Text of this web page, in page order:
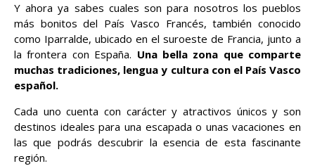
Y ahora ya sabes cuales son para nosotros los pueblos
más bonitos del País Vasco Francés, también conocido
como Iparralde, ubicado en el suroeste de Francia, junto a
la frontera con España. Una bella zona que comparte
muchas tradiciones, lengua y cultura con el País Vasco
español.
Cada uno cuenta con carácter y atractivos únicos y son
destinos ideales para una escapada o unas vacaciones en
las que podrás descubrir la esencia de esta fascinante
región.